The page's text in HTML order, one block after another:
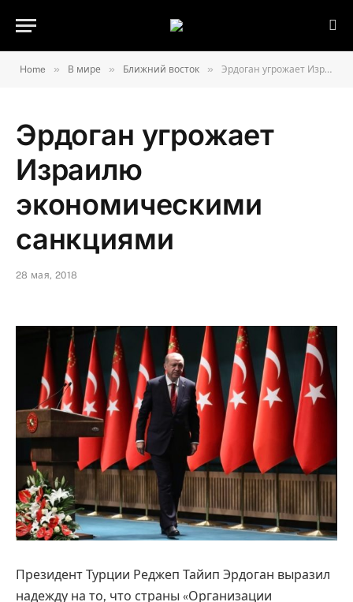
Home » В мире » Ближний восток » Эрдоган угрожает Израилю экономическими санкциями
Эрдоган угрожает
Израилю
экономическими
санкциями
28 мая, 2018
Президент Турции Реджеп Тайип Эрдоган выразил
надежду на то, что страны «Организации